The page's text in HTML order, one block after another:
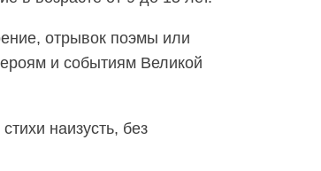
отрывок поэмы или
и событиям Великой
наизусть, без